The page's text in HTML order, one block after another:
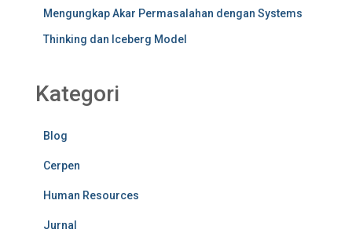
Mengungkap Akar Permasalahan dengan Systems
Thinking dan Iceberg Model
Kategori
Blog
Cerpen
Human Resources
Jurnal